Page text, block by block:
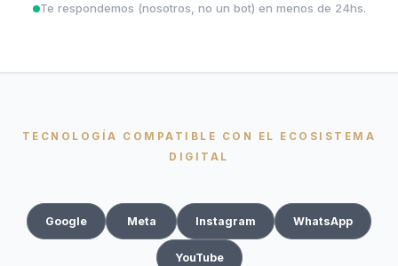
Te respondemos (nosotros, no un bot) en menos de 24hs.
TECNOLOGÍA COMPATIBLE CON EL ECOSISTEMA
DIGITAL
Google Meta Instagram WhatsApp
YouTube